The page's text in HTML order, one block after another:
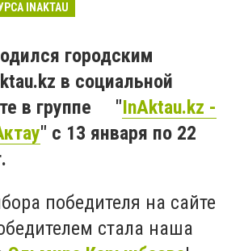
INAKTAU
городским
в социальной
в группе "InAktau.kz -
" с 13 января по 22
победителя на сайте
стала наша